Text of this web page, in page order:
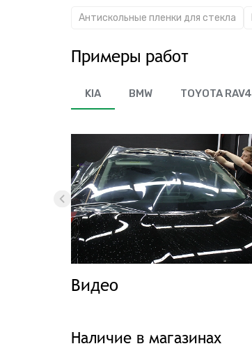
Антискольные пленки для стекла
Примеры работ
KIA BMW TOYOTA RAV4
Видео
Наличие в магазинах